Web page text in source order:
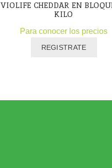
VIOLIFE CHEDDAR EN
KILO
Para conocer los precios
REGISTRATE